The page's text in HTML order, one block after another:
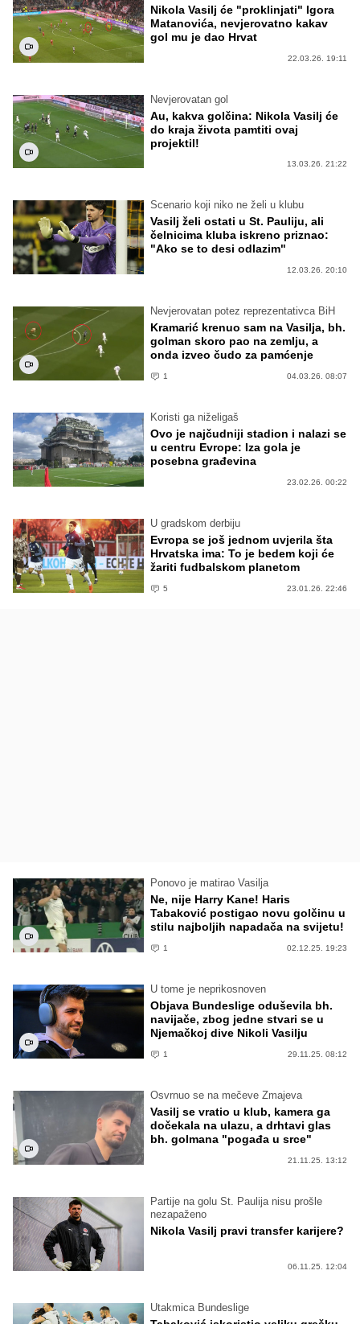
Nikola Vasilj će "proklinjati" Igora
Matanovića, nevjerovatno kakav
gol mu je dao Hrvat
22.03.26. 19:11
Nevjerovatan gol
Au, kakva golčina: Nikola Vasilj će
do kraja života pamtiti ovaj
projektil!
13.03.26. 21:22
Scenario koji niko ne želi u klubu
Vasilj želi ostati u St. Pauliju, ali
čelnicima kluba iskreno priznao:
"Ako se to desi odlazim"
12.03.26. 20:10
Nevjerovatan potez reprezentativca BiH
Kramarić krenuo sam na Vasilja, bh.
golman skoro pao na zemlju, a
onda izveo čudo za pamćenje
1 04.03.26. 08:07
Koristi ga niželigaš
Ovo je najčudniji stadion i nalazi se
u centru Evrope: Iza gola je
posebna građevina
23.02.26. 00:22
U gradskom derbiju
Evropa se još jednom uvjerila šta
Hrvatska ima: To je bedem koji će
žariti fudbalskom planetom
5 23.01.26. 22:46
Ponovo je matirao Vasilja
Ne, nije Harry Kane! Haris
Tabaković postigao novu golčinu u
stilu najboljih napadača na svijetu!
1 02.12.25. 19:23
U tome je neprikosnoven
Objava Bundeslige oduševila bh.
navijače, zbog jedne stvari se u
Njemačkoj dive Nikoli Vasilju
1 29.11.25. 08:12
Osvrnuo se na mečeve Zmajeva
Vasilj se vratio u klub, kamera ga
dočekala na ulazu, a drhtavi glas
bh. golmana "pogađa u srce"
21.11.25. 13:12
Partije na golu St. Paulija nisu prošle
nezapaženo
Nikola Vasilj pravi transfer karijere?
06.11.25. 12:04
Utakmica Bundeslige